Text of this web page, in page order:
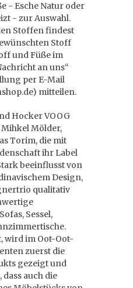
- Esche Natur oder
- zur Auswahl.
Stoffen findest
Stoff
und Füße im
an uns“
per E-Mail
mitteilen.
Hocker VOOG
Mölder,
Torim, die mit
ihr Label
beeinflusst von
Design,
qualitativ
Sessel,
wird im Oot-Oot-
zuerst die
gezeigt und
auch die